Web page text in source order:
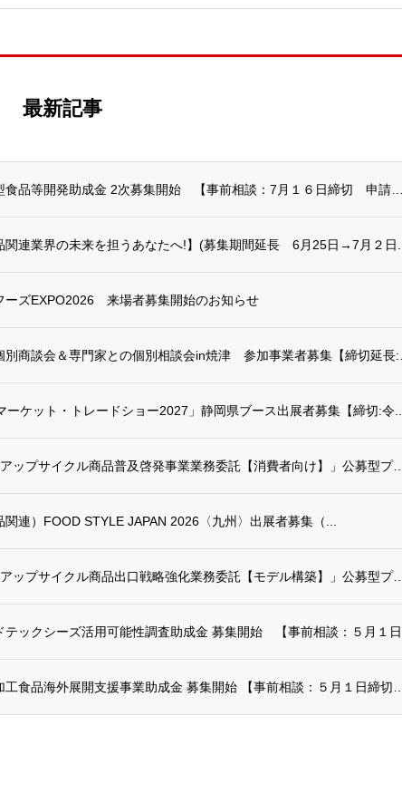
最新記事
関連業界の未来を担うあなたへ!】(募集期間延長 6月25日→7月２日...
ーズEXPO2026 来場者募集開始のお知らせ
ーケット・トレードショー2027」静岡県ブース出展者募集【締切:令...
「令和8年度 食のアップサイクル商品普及啓発事業業務委託【消費者向け】」公募型プロポー...
関連）FOOD STYLE JAPAN 2026〈九州〉出展者募集（...
「令和8年度 食のアップサイクル商品出口戦略強化業務委託【モデル構築】」公募型プロポー...